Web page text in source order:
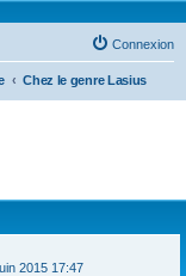
Connexion
Chez le genre Lasius
2015 17:47